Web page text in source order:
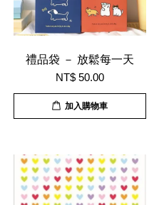
禮品袋 － 放鬆每一天
NT$ 50.00
加入購物車